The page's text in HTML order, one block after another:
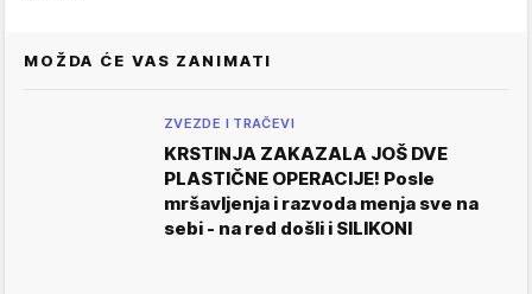
MOŽDA ĆE VAS ZANIMATI
ZVEZDE I TRAČEVI
KRSTINJA ZAKAZALA JOŠ DVE
PLASTIČNE OPERACIJE! Posle
mršavljenja i razvoda menja sve na
sebi - na red došli i SILIKONI